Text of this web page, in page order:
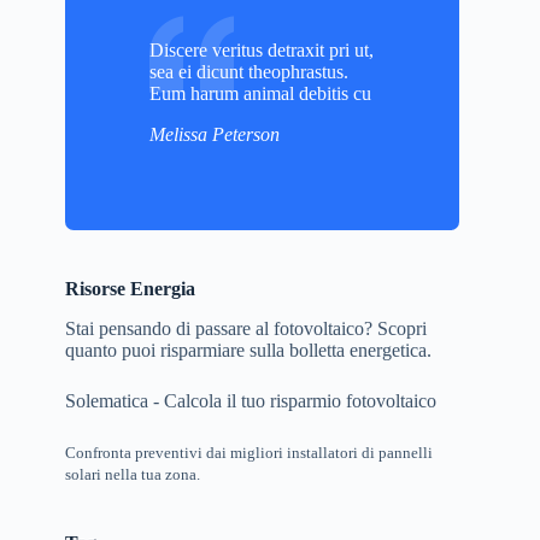
Discere veritus detraxit pri ut,
sea ei dicunt theophrastus.
Eum harum animal debitis cu
Melissa Peterson
Risorse Energia
Stai pensando di passare al fotovoltaico? Scopri
quanto puoi risparmiare sulla bolletta energetica.
Solematica - Calcola il tuo risparmio fotovoltaico
Confronta preventivi dai migliori installatori di pannelli
solari nella tua zona.